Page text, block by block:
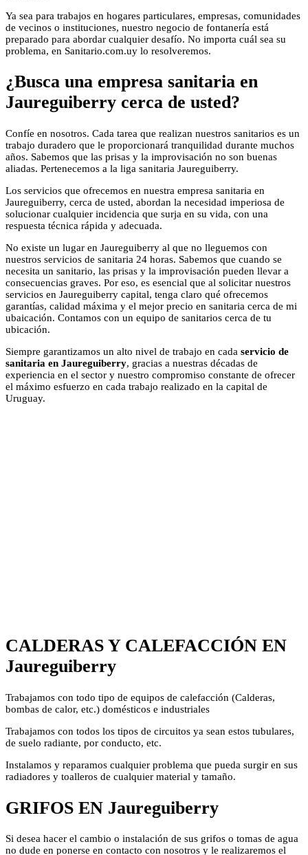
Ya sea para trabajos en hogares particulares, empresas, comunidades
de vecinos o instituciones, nuestro negocio de fontanería está
preparado para abordar cualquier desafío. No importa cuál sea su
problema, en Sanitario.com.uy lo resolveremos.
¿Busca una empresa sanitaria en
Jaureguiberry cerca de usted?
Confíe en nosotros. Cada tarea que realizan nuestros sanitarios es un
trabajo duradero que le proporcionará tranquilidad durante muchos
años. Sabemos que las prisas y la improvisación no son buenas
aliadas. Pertenecemos a la liga sanitaria Jaureguiberry.
Los servicios que ofrecemos en nuestra empresa sanitaria en
Jaureguiberry, cerca de usted, abordan la necesidad imperiosa de
solucionar cualquier incidencia que surja en su vida, con una
respuesta técnica rápida y adecuada.
No existe un lugar en Jaureguiberry al que no lleguemos con
nuestros servicios de sanitaria 24 horas. Sabemos que cuando se
necesita un sanitario, las prisas y la improvisación pueden llevar a
consecuencias graves. Por eso, es esencial que al solicitar nuestros
servicios en Jaureguiberry capital, tenga claro qué ofrecemos
garantías, calidad máxima y el mejor precio en sanitaria cerca de mi
ubaicación. Contamos con un equipo de sanitarios cerca de tu
ubicación.
Siempre garantizamos un alto nivel de trabajo en cada servicio de
sanitaria en Jaureguiberry, gracias a nuestras décadas de
experiencia en el sector y nuestro compromiso constante de ofrecer
el máximo esfuerzo en cada trabajo realizado en la capital de
Uruguay.
CALDERAS Y CALEFACCIÓN EN
Jaureguiberry
Trabajamos con todo tipo de equipos de calefacción (Calderas,
bombas de calor, etc.) domésticos e industriales
Trabajamos con todos los tipos de circuitos ya sean estos tubulares,
de suelo radiante, por conducto, etc.
Instalamos y reparamos cualquier problema que pueda surgir en sus
radiadores y toalleros de cualquier material y tamaño.
GRIFOS EN Jaureguiberry
Si desea hacer el cambio o instalación de sus grifos o tomas de agua
no dude en ponerse en contacto con nosotros y le realizaremos el